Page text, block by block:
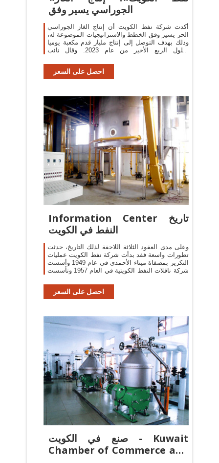
الجوراسي يسير وفق
أكدت شركة نفط الكويت أن إنتاج الغاز الجوراسي
الحر يسير وفق الخطط والاستراتيجيات الموضوعة له،
وذلك بهدف التوصل إلى إنتاج مليار قدم مكعبة يوميا
بحلول الربع الأخير من عام 2023. وقال نائب
احصل على السعر
Information Center تاريخ
النفط في الكويت
وعلى مدى العقود الثلاثة اللاحقة لذلك التاريخ، حدثت
تطورات واسعة فقد بدأت شركة نفط الكويت عمليات
التكرير بمصفاة ميناء الأحمدي في عام 1949 وأسست
شركة ناقلات النفط الكويتية في العام 1957 وتأسست
احصل على السعر
صنع في الكويت - Kuwait
Chamber of Commerce and